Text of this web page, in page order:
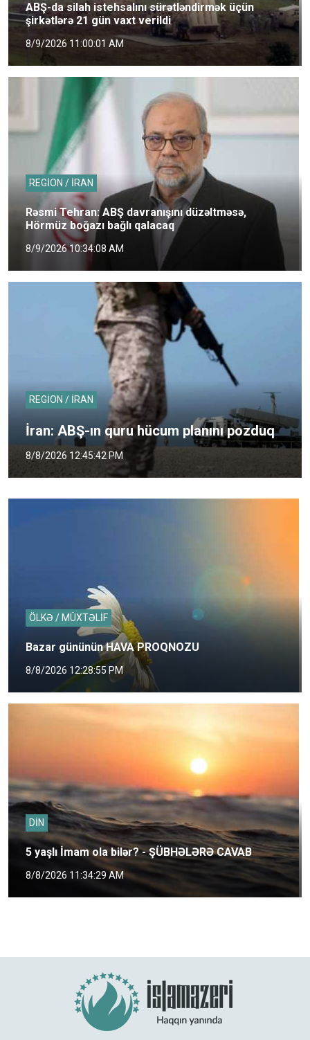
ABŞ-da silah istehsalını sürətləndirmək üçün
şirkətlərə 21 gün vaxt verildi
8/9/2026 11:00:01 AM
REGİON / İRAN
Rəsmi Tehran: ABŞ davranışını düzəltməsə,
Hörmüz boğazı bağlı qalacaq
8/9/2026 10:34:08 AM
REGİON / İRAN
İran: ABŞ-ın quru hücum planını pozduq
8/8/2026 12:45:42 PM
ÖLKƏ / MÜXTƏLİF
Bazar gününün HAVA PROQNOZU
8/8/2026 12:28:55 PM
DİN
5 yaşlı İmam ola bilər? - ŞÜBHƏLƏRƏ CAVAB
8/8/2026 11:34:29 AM